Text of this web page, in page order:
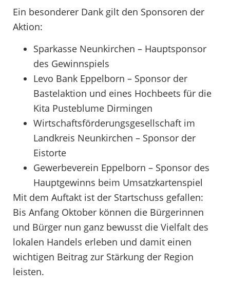
Ein besonderer Dank gilt den Sponsoren der
Aktion:
Sparkasse Neunkirchen – Hauptsponsor
des Gewinnspiels
Levo Bank Eppelborn – Sponsor der
Bastelaktion und eines Hochbeets für die
Kita Pusteblume Dirmingen
Wirtschaftsförderungsgesellschaft im
Landkreis Neunkirchen – Sponsor der
Eistorte
Gewerbeverein Eppelborn – Sponsor des
Hauptgewinns beim Umsatzkartenspiel
Mit dem Auftakt ist der Startschuss gefallen:
Bis Anfang Oktober können die Bürgerinnen
und Bürger nun ganz bewusst die Vielfalt des
lokalen Handels erleben und damit einen
wichtigen Beitrag zur Stärkung der Region
leisten.